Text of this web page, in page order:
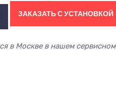
ЗАКАЗАТЬ С УСТАНОВКОЙ
в Москве в нашем сервисном